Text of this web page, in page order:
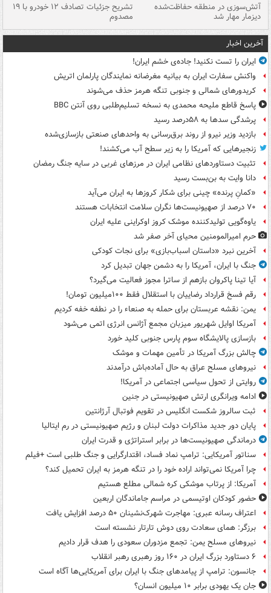
آتش‌سوزی در منطقه حفاظت‌شده
دیزمار مهار شد
تشریح جزئیات تصادف ۱۲ خودرو با ۱۹
مصدوم
آخرین اخبار
ایران را تست نکنید! جاده‌ی خشم ایران!
واکنش سفارت ایران به بیانیه مغرضانه نمایندگان پارلمان اتریش
کریدورهای شمالی و جنوبی تنگه هرمز حذف می‌شوند
پاسخ قاطع ملیحه محمدی به نسخه تسلیم‌طلبی روی آنتن BBC
پرشدگی سدها به ۵۸درصد رسید
بازدید وزیر نیرو از روند برق‌رسانی به واحدهای صنعتی بازسازی‌شده
زنجیرهایی که آمریکا را به زیر سطح آب می‌کشند!
تثبیت دستاوردهای نظامی ایران در مرزهای غربی در سایه جنگ رمضان
دانا وایت به بن‌بست رسید
«کمانِ پرنده» چینی برای شکار کروزها به ایران می‌آید
۷۰ درصد از صهیونیست‌ها نگران سلامت انتخابات هستند
یاوه‌گویی تولیدکننده موشک کروز اوکراینی علیه ایران
حرم امیرالمومنین محیای آخر صفر شد
آخرین نبرد «داستان اسباب‌بازی» برای نجات کودکی
جنگ با ایران، آمریکا را به دشمن جهان تبدیل کرد
آیا تینا پاکروان بازهم از ساترا مجوز فعالیت می‌گیرد؟
رقم فسخ قرارداد رضاییان با استقلال فقط ۱۰۰میلیون تومان!
یمن: نقشه عربستان برای حمله به صنعاء را در نطفه خفه کردیم
آمریکا اوایل شهریور میزبان مجمع آژانس انرژی اتمی می‌شود
بازسازی پالایشگاه سوم پارس جنوبی کلید خورد
چالش بزرگ آمریکا در تأمین مهمات و موشک
نیروهای مسلح عراق به حال آماده‌باش درآمدند
روایتی از تحول سیاسی اجتماعی در آمریکا!
ادامه ویرانگری ارتش صهیونیستی در جنین
ثبت سالروز شکست انگلیس در تقویم فوتبال آرژانتین
پایان دور جدید مذاکرات دولت لبنان و رژیم صهیونیستی در رم ایتالیا
درماندگی صهیونیست‌ها در برابر استراتژی و قدرت ایران
سناتور آمریکایی: ترامپ نماد فساد، اقتدارگرایی و جنگ طلبی است +فیلم
چرا آمریکا نمی‌تواند اراده خود را در تنگه هرمز به ایران تحمیل کند؟
آمریکا: از پرتاب موشکی کره شمالی مطلع هستیم
حضور کودکان اوتیسمی در مراسم جاماندگان اربعین
اعتراف رسانه عبری: مهاجرت شهرک‌نشینان ۵۰ درصد افزایش یافت
برزگر: همای سعادت روی دوش تارتار نشسته است
نیروهای مسلح یمن: تجمع مزدوران سعودی را هدف قرار دادیم
۶ دستاورد بزرگ ایران در ۱۶۰ روز رهبری رهبر انقلاب
جانسون: ترامپ از پیامدهای جنگ با ایران برای آمریکایی‌ها آگاه است
جان یک یهودی برابر ۱۰ میلیون انسان؟